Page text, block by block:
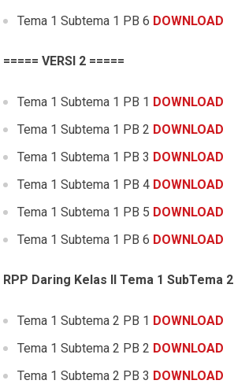
Tema 1 Subtema 1 PB 6 DOWNLOAD
===== VERSI 2 =====
Tema 1 Subtema 1 PB 1 DOWNLOAD
Tema 1 Subtema 1 PB 2 DOWNLOAD
Tema 1 Subtema 1 PB 3 DOWNLOAD
Tema 1 Subtema 1 PB 4 DOWNLOAD
Tema 1 Subtema 1 PB 5 DOWNLOAD
Tema 1 Subtema 1 PB 6 DOWNLOAD
RPP Daring Kelas II Tema 1 SubTema 2
Tema 1 Subtema 2 PB 1 DOWNLOAD
Tema 1 Subtema 2 PB 2 DOWNLOAD
Tema 1 Subtema 2 PB 3 DOWNLOAD